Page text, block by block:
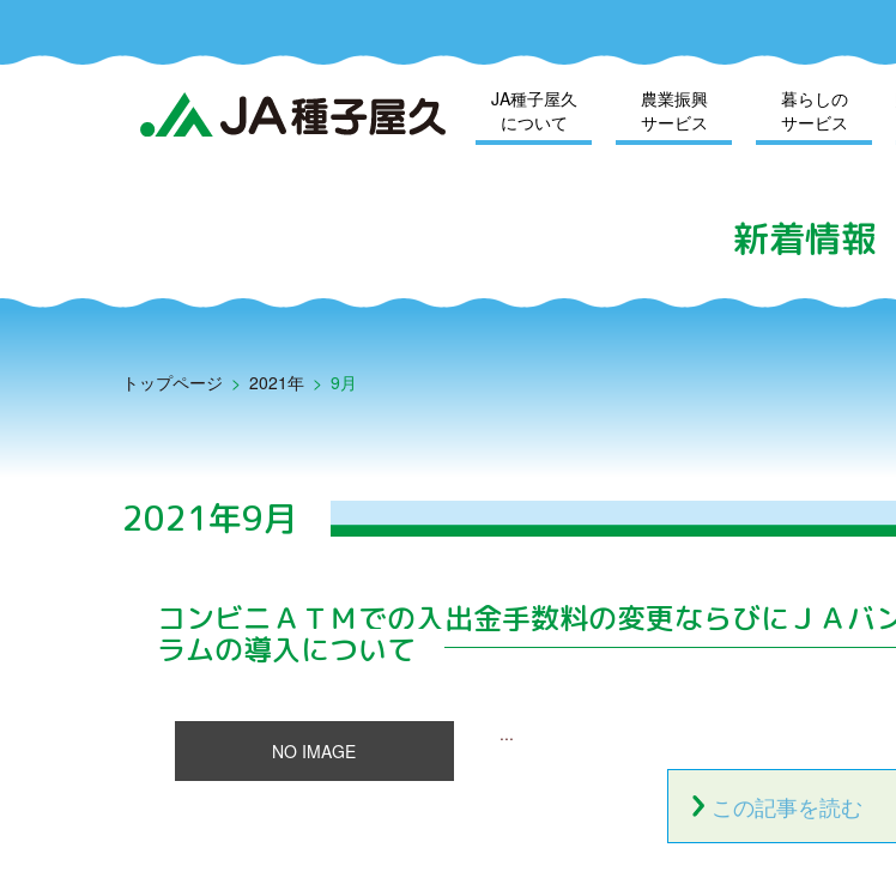
JA種子屋久
について
農業振興
サービス
暮らしの
サービス
新着情報
トップページ > 2021年 > 9月
2021年9月
コンビニＡＴＭでの入出金手数料の変更ならびにＪＡバ
ラムの導入について
NO IMAGE
...
この記事を読む